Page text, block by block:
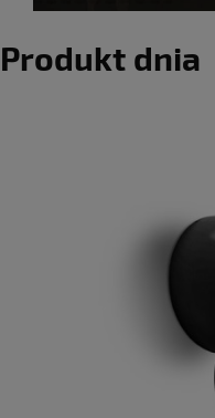
Produkt dnia